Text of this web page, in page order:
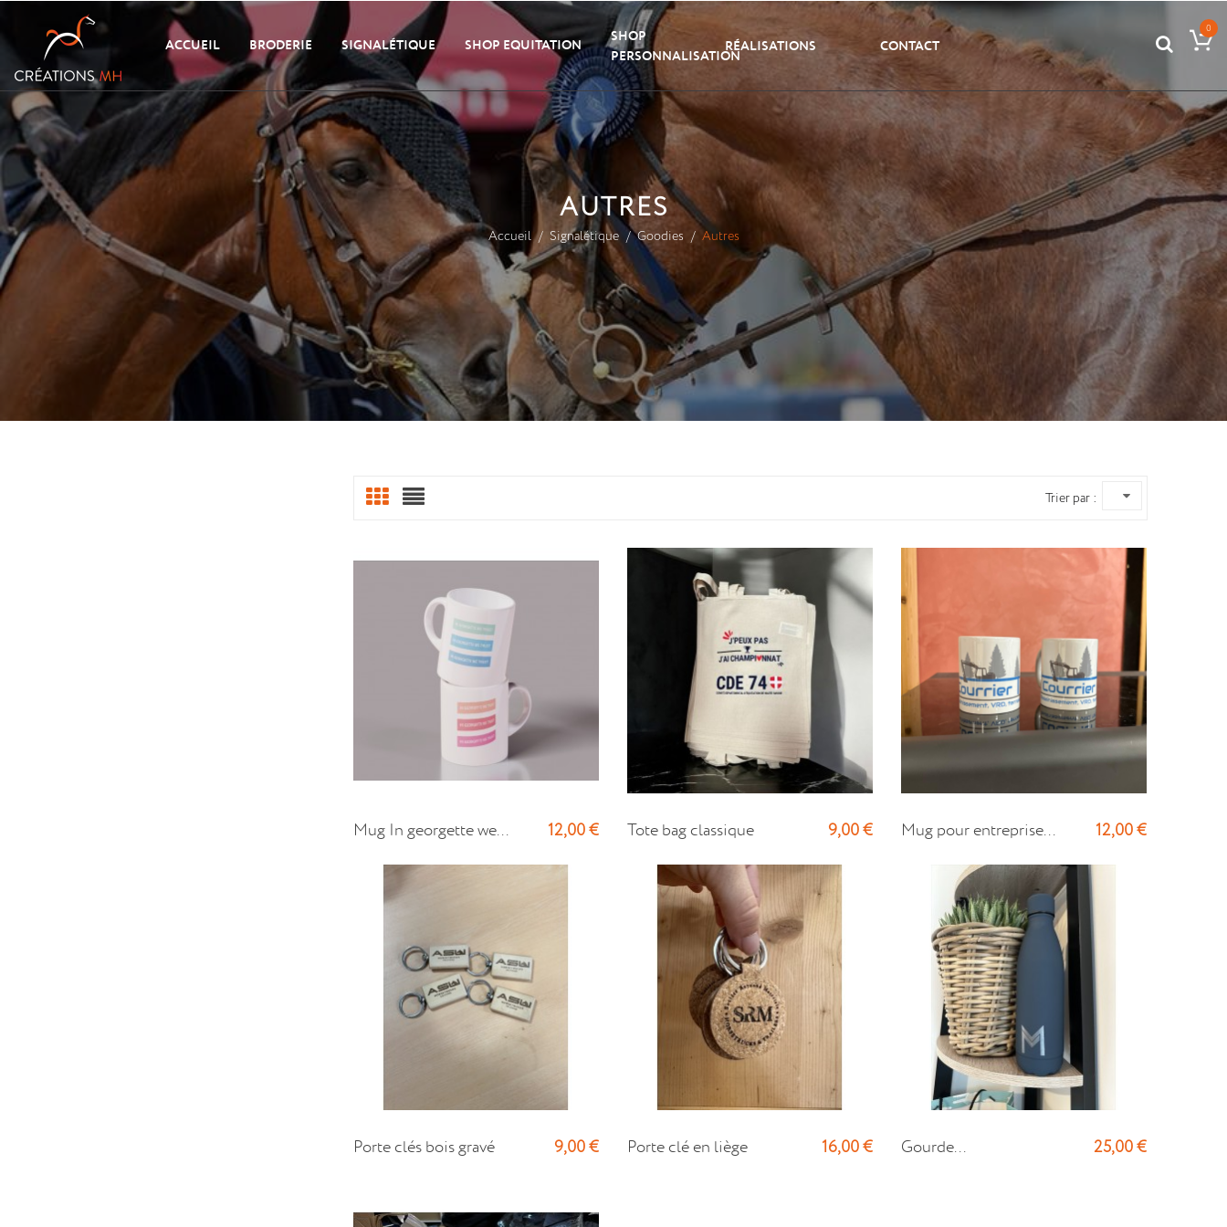
0
ACCUEIL BRODERIE SIGNALÉTIQUE SHOP EQUITATION
SHOP
PERSONNALISATION
RÉALISATIONS CONTACT
AUTRES
Accueil Signalétique Goodies Autres
Trier par :
Mug In georgette we... 12,00 € Tote bag classique 9,00 € Mug pour entreprise... 12,00 €
Porte clés bois gravé 9,00 € Porte clé en liège 16,00 € Gourde... 25,00 €